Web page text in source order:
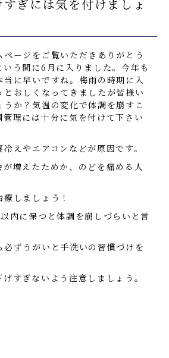
ぎには気を付けましょ
ページをご覧いただきありがとう
いう間に6月に入りました。 今年も
に早いですね。 梅雨の時期に入
とおしくなってきましたが皆様い
うか？気温の変化で体調を崩すこ
管理には十分に気を付けて下さい
えやエアコンなどが原因です。
増えたためか、のどを痛める人
しましょう！
内に保つと体調を崩しづらいと言
ずうがいと手洗いの習慣づけを
すぎないよう注意しましょう。